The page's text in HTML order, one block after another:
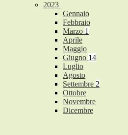
2023
Gennaio
Febbraio
Marzo 1
Aprile
Maggio
Giugno 14
Luglio
Agosto
Settembre 2
Ottobre
Novembre
Dicembre